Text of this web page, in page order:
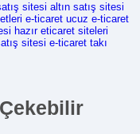
sitesi altın satış sitesi
e-ticaret ucuz e-ticaret
hazır eticaret siteleri
sitesi e-ticaret takı